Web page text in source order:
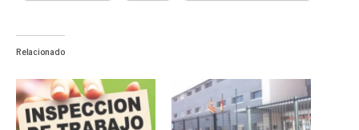
Relacionado